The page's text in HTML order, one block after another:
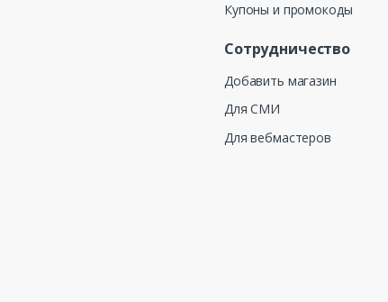
Купоны и промокоды
Сотрудничество
Добавить магазин
Для СМИ
Для вебмастеров